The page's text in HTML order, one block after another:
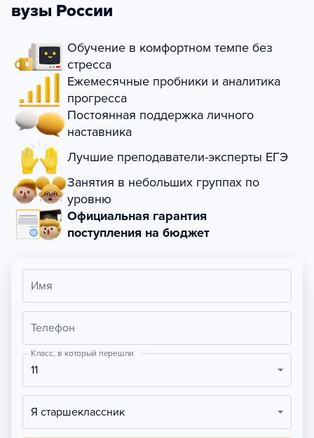
вузы России
Обучение в комфортном темпе без
стресса
Ежемесячные пробники и аналитика
прогресса
Постоянная поддержка личного
наставника
Лучшие преподаватели-эксперты ЕГЭ
Занятия в небольших группах по
уровню
Официальная гарантия
поступления на бюджет
Имя
Телефон
Класс, в который перешли
11
Я старшеклассник